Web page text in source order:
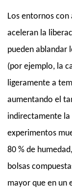
Los entornos
aceleran la
pueden ablandar
(por ejemplo, la
ligeramente a
aumentando el
indirectamente
experimentos
80 % de
bolsas
mayor que en un